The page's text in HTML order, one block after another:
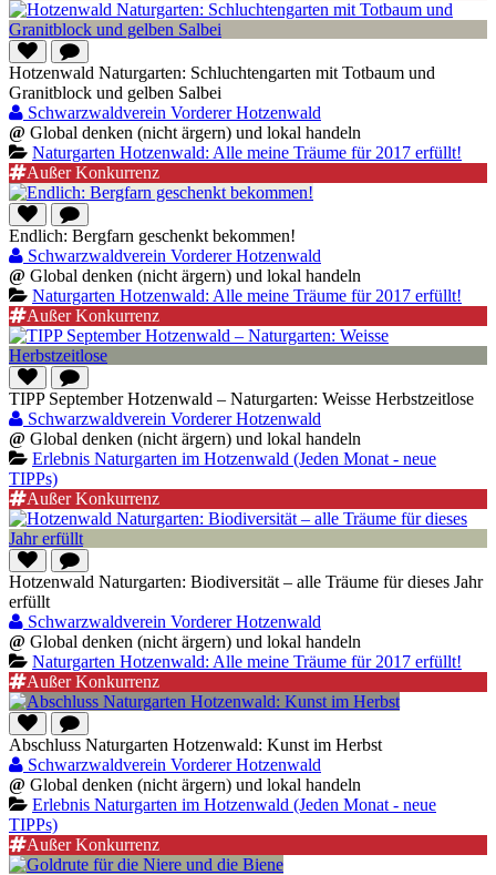
Hotzenwald Naturgarten: Schluchtengarten mit Totbaum und
Granitblock und gelben Salbei
Schwarzwaldverein Vorderer Hotzenwald
@ Global denken (nicht ärgern) und lokal handeln
Naturgarten Hotzenwald: Alle meine Träume für 2017 erfüllt!
Außer Konkurrenz
Endlich: Bergfarn geschenkt bekommen!
Schwarzwaldverein Vorderer Hotzenwald
@ Global denken (nicht ärgern) und lokal handeln
Naturgarten Hotzenwald: Alle meine Träume für 2017 erfüllt!
Außer Konkurrenz
TIPP September Hotzenwald – Naturgarten: Weisse Herbstzeitlose
Schwarzwaldverein Vorderer Hotzenwald
@ Global denken (nicht ärgern) und lokal handeln
Erlebnis Naturgarten im Hotzenwald (Jeden Monat - neue
TIPPs)
Außer Konkurrenz
Hotzenwald Naturgarten: Biodiversität – alle Träume für dieses Jahr
erfüllt
Schwarzwaldverein Vorderer Hotzenwald
@ Global denken (nicht ärgern) und lokal handeln
Naturgarten Hotzenwald: Alle meine Träume für 2017 erfüllt!
Außer Konkurrenz
Abschluss Naturgarten Hotzenwald: Kunst im Herbst
Schwarzwaldverein Vorderer Hotzenwald
@ Global denken (nicht ärgern) und lokal handeln
Erlebnis Naturgarten im Hotzenwald (Jeden Monat - neue
TIPPs)
Außer Konkurrenz